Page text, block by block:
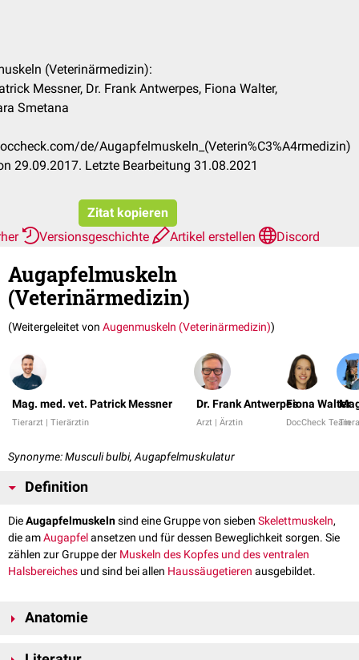
(Veterinärmedizin):
Messner, Dr. Frank Antwerpes, Fiona Walter,
Smetana
de/Augapfelmuskeln_(Veterin%C3%A4rmedizin)
29.09.2017. Letzte Bearbeitung 31.08.2021
Zitat kopieren
Versionsgeschichte Artikel erstellen Discord
Augapfelmuskeln
(Veterinärmedizin)
(Weitergeleitet von Augenmuskeln (Veterinärmedizin))
Mag. med. vet. Patrick Messner
Tierarzt | Tierärztin
Dr. Frank Antwerpes
Arzt | Ärztin
Fiona Walter
DocCheck Team
Synonyme: Musculi bulbi, Augapfelmuskulatur
Definition
DieAugapfelmuskelnsind eine Gruppe von sieben Skelettmuskeln,
die amAugapfelansetzen und für dessen Beweglichkeit sorgen. Sie
zählen zur Gruppe der Muskeln des Kopfes und des ventralen
Halsbereiches und sind bei allen Haussäugetieren ausgebildet.
Anatomie